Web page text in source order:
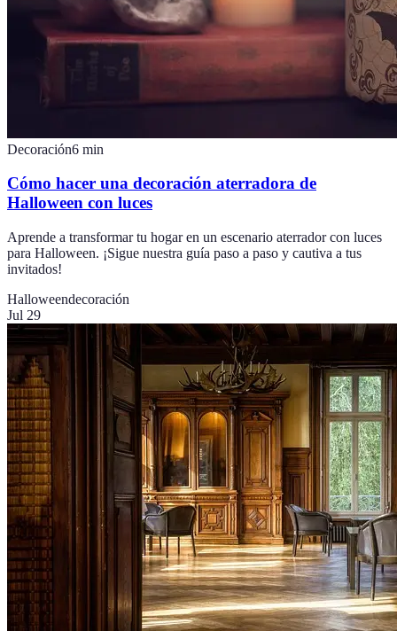
Decoración6 min
Cómo hacer una decoración aterradora de
Halloween con luces
Aprende a transformar tu hogar en un escenario aterrador con luces
para Halloween. ¡Sigue nuestra guía paso a paso y cautiva a tus
invitados!
Halloweendecoración
Jul 29